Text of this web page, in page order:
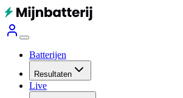
Batterijen
Resultaten
Live